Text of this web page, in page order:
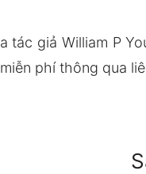
tác giả William P
phí thông qua